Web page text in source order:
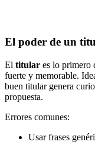
El poder de un
El titular es lo primero
fuerte y memorable.
buen titular genera
propuesta.
Errores comunes:
Usar frases